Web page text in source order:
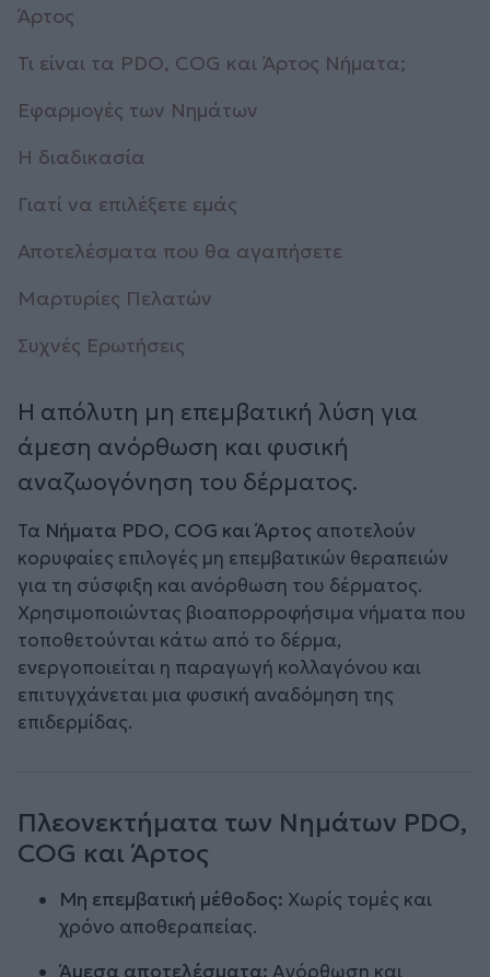
Άρτος
Τι είναι τα PDO, COG και Άρτος Νήματα;
Εφαρμογές των Νημάτων
Η διαδικασία
Γιατί να επιλέξετε εμάς
Αποτελέσματα που θα αγαπήσετε
Μαρτυρίες Πελατών
Συχνές Ερωτήσεις
Η απόλυτη μη επεμβατική λύση για
άμεση ανόρθωση και φυσική
αναζωογόνηση του δέρματος.
Τα Νήματα PDO, COG και Άρτος αποτελούν
κορυφαίες επιλογές μη επεμβατικών θεραπειών
για τη σύσφιξη και ανόρθωση του δέρματος.
Χρησιμοποιώντας βιοαπορροφήσιμα νήματα που
τοποθετούνται κάτω από το δέρμα,
ενεργοποιείται η παραγωγή κολλαγόνου και
επιτυγχάνεται μια φυσική αναδόμηση της
επιδερμίδας.
Πλεονεκτήματα των Νημάτων PDO,
COG και Άρτος
Μη επεμβατική μέθοδος: Χωρίς τομές και
χρόνο αποθεραπείας.
Άμεσα αποτελέσματα: Ανόρθωση και